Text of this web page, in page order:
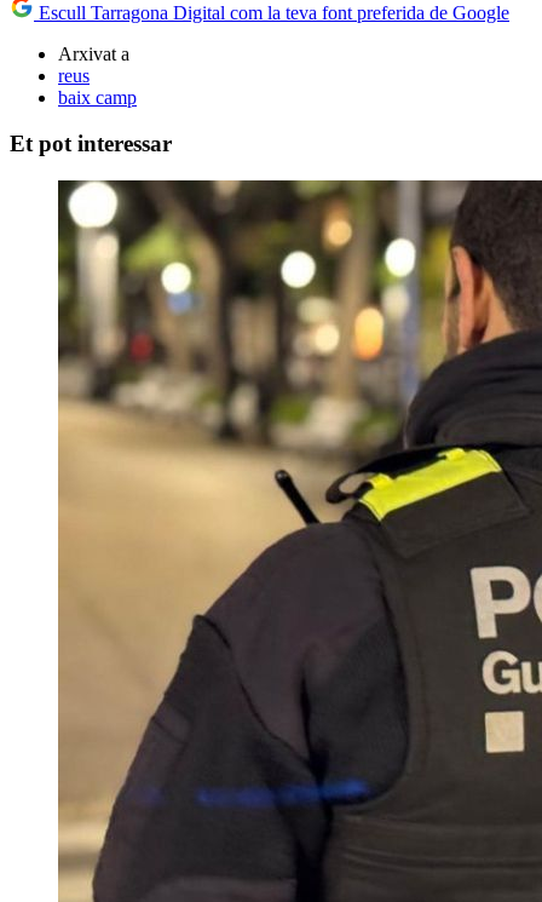
Escull Tarragona Digital com la teva font preferida de Google
Arxivat a
reus
baix camp
Et pot interessar